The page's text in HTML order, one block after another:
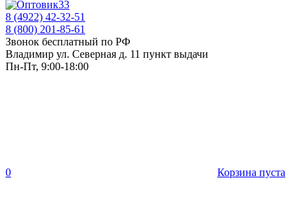
8 (4922) 42-32-51
8 (800) 201-85-61
Звонок бесплатный по РФ
Владимир ул. Северная д. 11 пункт выдачи
Пн-Пт, 9:00-18:00
0 Корзина пуста